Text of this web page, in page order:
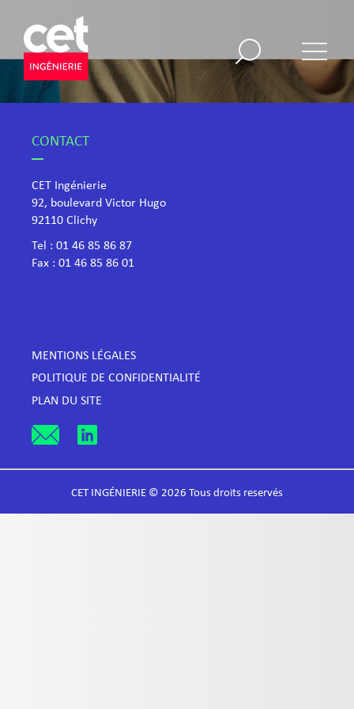
CONTACT
CET Ingénierie
92, boulevard Victor Hugo
​92110 Clichy
Tel : 01 46 85 86 87
Fax : 01 46 85 86 01
MENTIONS LÉGALES
POLITIQUE DE CONFIDENTIALITÉ
PLAN DU SITE
CET INGÉNIERIE © 2026 Tous droits reservés